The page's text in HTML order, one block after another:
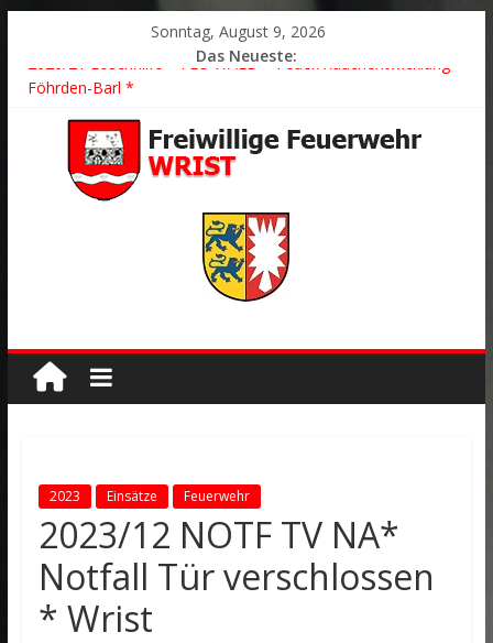
Sonntag, August 9, 2026
Das Neueste:
2026/21 Löschhilfe * FEU WALD * Feuer/Rauchentwicklung *
2026/24 * TH G Y * PKW überschlagen *
2026/23 TH K Y * Person in festsitzendem Aufzug *
2026/22 TH Y * VU * 1 Person klemmt * Hingstheide
Der schönste Einsatz des Jahres 2026
2023 Einsätze Feuerwehr
2023/12 NOTF TV NA*
Notfall Tür verschlossen
* Wrist